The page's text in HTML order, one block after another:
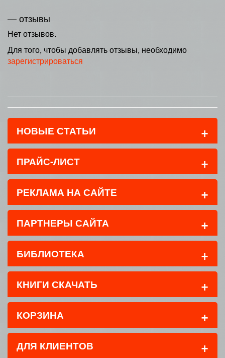
— отзывы
Нет отзывов.
Для того, чтобы добавлять отзывы, необходимо
зарегистрироваться
НОВЫЕ СТАТЬИ +
ПРАЙС-ЛИСТ +
РЕКЛАМА НА САЙТЕ +
ПАРТНЕРЫ САЙТА +
БИБЛИОТЕКА +
КНИГИ СКАЧАТЬ +
КОРЗИНА +
ДЛЯ КЛИЕНТОВ +